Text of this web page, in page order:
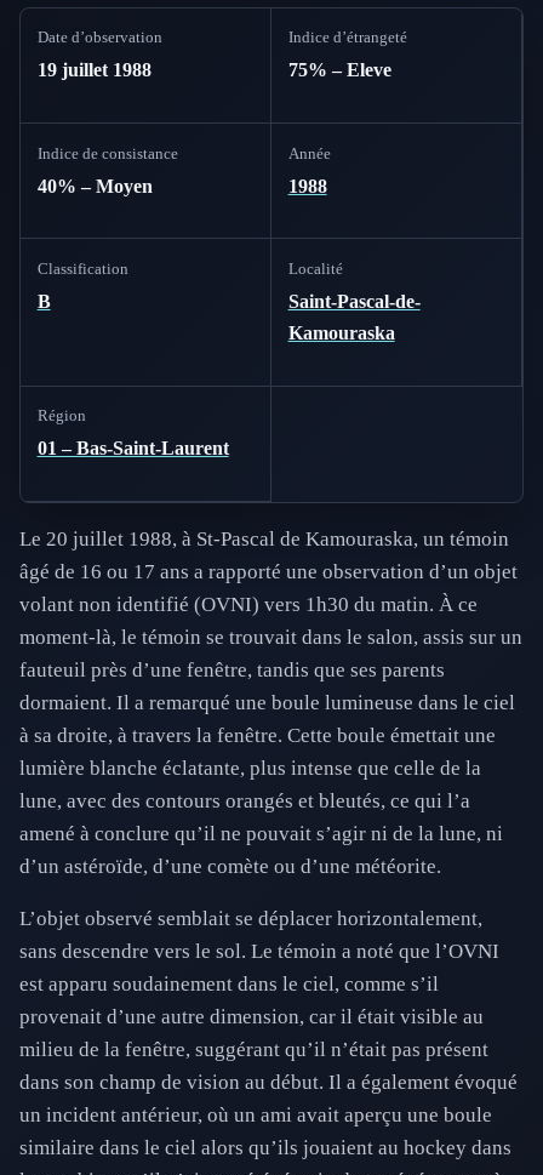
Date d’observation
19 juillet 1988
Indice d’étrangeté
75% – Eleve
Indice de consistance
40% – Moyen
Année
1988
Classification
B
Localité
Saint-Pascal-de-
Kamouraska
Région
01 – Bas-Saint-Laurent
Le 20 juillet 1988, à St-Pascal de Kamouraska, un témoin
âgé de 16 ou 17 ans a rapporté une observation d’un objet
volant non identifié (OVNI) vers 1h30 du matin. À ce
moment-là, le témoin se trouvait dans le salon, assis sur un
fauteuil près d’une fenêtre, tandis que ses parents
dormaient. Il a remarqué une boule lumineuse dans le ciel
à sa droite, à travers la fenêtre. Cette boule émettait une
lumière blanche éclatante, plus intense que celle de la
lune, avec des contours orangés et bleutés, ce qui l’a
amené à conclure qu’il ne pouvait s’agir ni de la lune, ni
d’un astéroïde, d’une comète ou d’une météorite.
L’objet observé semblait se déplacer horizontalement,
sans descendre vers le sol. Le témoin a noté que l’OVNI
est apparu soudainement dans le ciel, comme s’il
provenait d’une autre dimension, car il était visible au
milieu de la fenêtre, suggérant qu’il n’était pas présent
dans son champ de vision au début. Il a également évoqué
un incident antérieur, où un ami avait aperçu une boule
similaire dans le ciel alors qu’ils jouaient au hockey dans